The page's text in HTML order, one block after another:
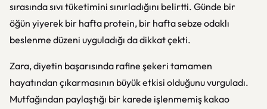
sırasında sıvı tüketimini sınırladığını belirtti. Günde bir
öğün yiyerek bir hafta protein, bir hafta sebze odaklı
beslenme düzeni uyguladığı da dikkat çekti.
Zara, diyetin başarısında rafine şekeri tamamen
hayatından çıkarmasının büyük etkisi olduğunu vurguladı.
Mutfağından paylaştığı bir karede işlenmemiş kakao